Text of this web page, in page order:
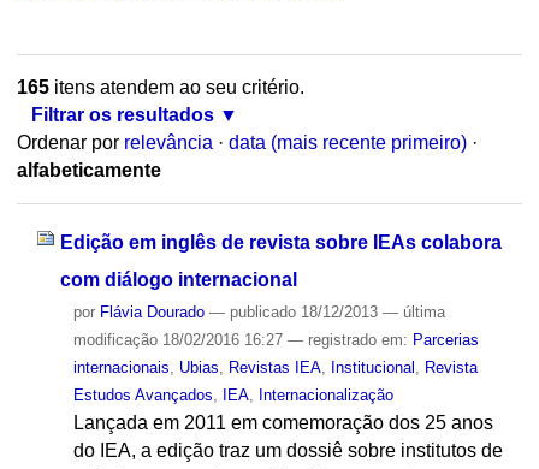
165itens atendem ao seu critério.
Filtrar os resultados
Ordenar por relevância · data (mais recente primeiro) ·
alfabeticamente
Edição em inglês de revista sobre IEAs colabora
com diálogo internacional
por Flávia Dourado — publicado18/12/2013 — última
modificação18/02/2016 16:27 — registrado em: Parcerias
internacionais
Ubias Revistas IEA, Institucional
Revista
Estudos Avançados
IEA, Internacionalização
Lançada em 2011 em comemoração dos 25 anos
do IEA, a edição traz um dossiê sobre institutos de